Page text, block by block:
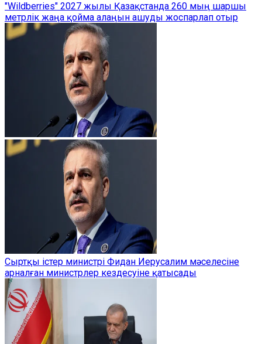
"Wildberries" 2027 жылы Қазақстанда 260 мың шаршы
метрлік жаңа қойма алаңын ашуды жоспарлап отыр
Сыртқы істер министрі Фидан Иерусалим мәселесіне
арналған министрлер кездесуіне қатысады